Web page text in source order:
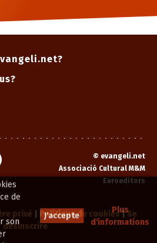
de
son
J'accepte
Plus
d'informations
© evangeli.net
Associació Cultural M&M
Euroeditors
privé Politique de cookies|Se
désinscrire